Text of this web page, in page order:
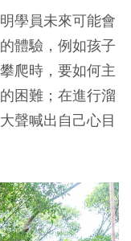
學員未來可能會
體驗，例如孩子
爬時，要如何主
困難；在進行溜
聲喊出自己心目